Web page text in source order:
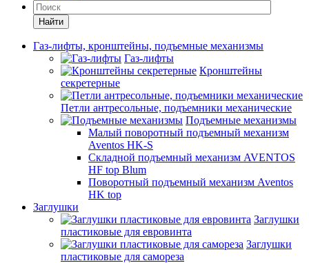
Найти
Газ-лифты, кронштейны, подъемные механизмы
Газ-лифты
Кронштейны
секретерные
Петли антресольные, подъемники механические
Подъемные механизмы
Малый поворотный подъемный механизм
Aventos HK-S
Складной подъемный механизм AVENTOS
HF top Blum
Поворотный подъемный механизм Aventos
HK top
Заглушки
Заглушки
пластиковые для евровинта
Заглушки
пластиковые для самореза